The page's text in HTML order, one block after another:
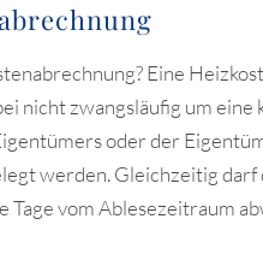
Eine
nicht zwangsläufig um
oder der
werden. Gleichzeitig
Tage vom Ablesezeitraum